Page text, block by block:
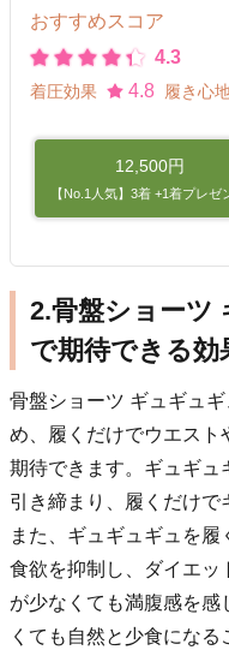
おすすめスコア
4.3
着圧効果 4.8 履き心
12,500円
【No.1人気】3着 +1着プレゼ
2.骨盤ショーツ
で期待できる効
骨盤ショーツ ギュギュ
め、履くだけでウエスト
期待できます。ギュギュ
引き締まり、履くだけで
また、ギュギュギュを
食欲を抑制し、ダイエッ
が少なくても満腹感を感
くても自然と少食になる